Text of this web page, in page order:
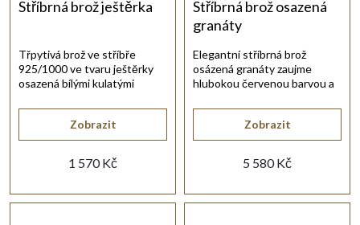
Stříbrná brož ještěrka
1 570 Kč
Zobrazit
Třpytivá brož ve stříbře
925/1000 ve tvaru ještěrky
osazená bílými kulatými
Stříbrná brož osazená
granáty
5 580 Kč
Zobrazit
Elegantní stříbrná brož
osázená granáty zaujme
hlubokou červenou barvou a